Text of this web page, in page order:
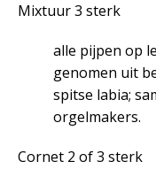
Mixtuur 3 sterk
alle pijpen op
genomen uit
spitse labia;
orgelmakers.
Cornet 2 of 3 sterk